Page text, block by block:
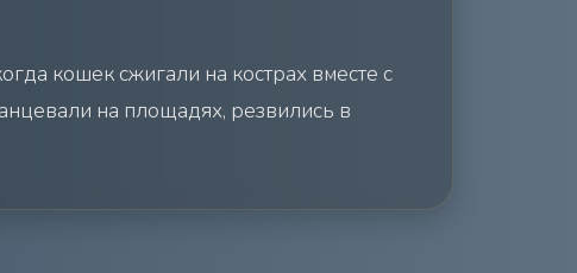
кошек сжигали на кострах вместе с
на площадях, резвились в